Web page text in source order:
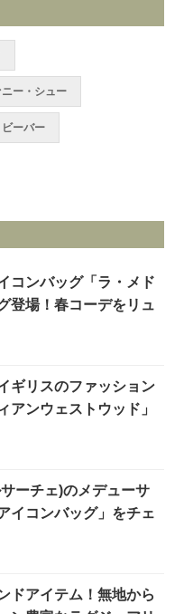
ー・シュー
ーバー
コンバッグ「ラ・メド
登場！春コーデをリュ
ギリスのファッション
アンウェストウッド」
ーチェ)のメデューサ
イコンバッグ」をチェ
ドアイテム！無地から